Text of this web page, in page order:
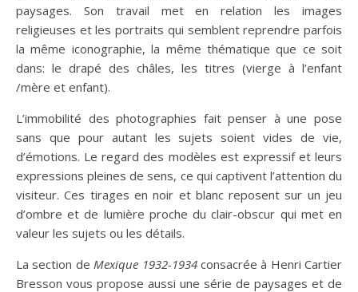
paysages. Son travail met en relation les images
religieuses et les portraits qui semblent reprendre parfois
la même iconographie, la même thématique que ce soit
dans: le drapé des châles, les titres (vierge à l’enfant
/mère et enfant).
L’immobilité des photographies fait penser à une pose
sans que pour autant les sujets soient vides de vie,
d’émotions. Le regard des modèles est expressif et leurs
expressions pleines de sens, ce qui captivent l’attention du
visiteur. Ces tirages en noir et blanc reposent sur un jeu
d’ombre et de lumière proche du clair-obscur qui met en
valeur les sujets ou les détails.
La section deMexique 1932-1934consacrée à Henri Cartier
Bresson vous propose aussi une série de paysages et de